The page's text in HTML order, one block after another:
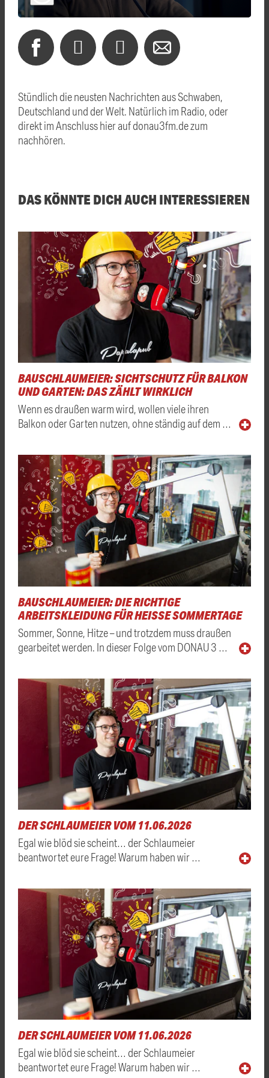
Stündlich die neusten Nachrichten aus Schwaben,
Deutschland und der Welt. Natürlich im Radio, oder
direkt im Anschluss hier auf donau3fm.de zum
nachhören.
DAS KÖNNTE DICH AUCH INTERESSIEREN
BAUSCHLAUMEIER: SICHTSCHUTZ FÜR BALKON
UND GARTEN: DAS ZÄHLT WIRKLICH
Wenn es draußen warm wird, wollen viele ihren
Balkon oder Garten nutzen, ohne ständig auf dem …
BAUSCHLAUMEIER: DIE RICHTIGE
ARBEITSKLEIDUNG FÜR HEISSE SOMMERTAGE
Sommer, Sonne, Hitze – und trotzdem muss draußen
gearbeitet werden. In dieser Folge vom DONAU 3 …
DER SCHLAUMEIER VOM 11.06.2026
Egal wie blöd sie scheint… der Schlaumeier
beantwortet eure Frage! Warum haben wir …
DER SCHLAUMEIER VOM 11.06.2026
Egal wie blöd sie scheint… der Schlaumeier
beantwortet eure Frage! Warum haben wir …